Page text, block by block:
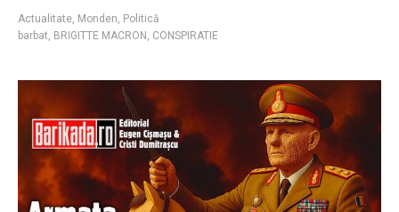
Actualitate, Monden, Politică
barbat, BRIGITTE MACRON , CONSPIRATIE